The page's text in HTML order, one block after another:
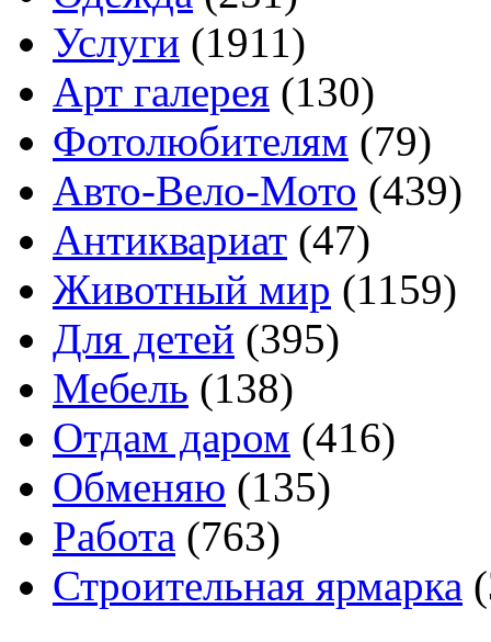
Услуги (1911)
Арт галерея (130)
Фотолюбителям (79)
Авто-Вело-Мото (439)
Антиквариат (47)
Животный мир (1159)
Для детей (395)
Мебель (138)
Отдам даром (416)
Обменяю (135)
Работа (763)
Строительная ярмарка